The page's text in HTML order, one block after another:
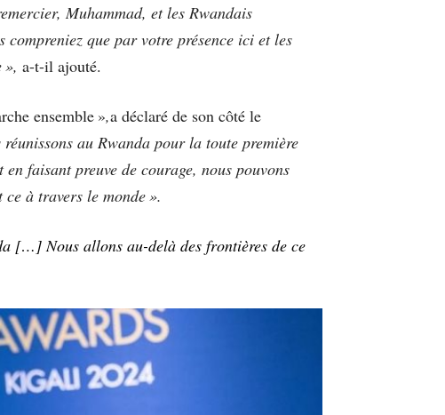
Muhammad, et les Rwandais
compreniez que par votre présence ici et les
», a-t-il ajouté.
ensemble »,a déclaré de son côté le
au Rwanda pour la toute première
faisant preuve de courage, nous pouvons
à travers le monde ».
[…] Nous allons au-delà des frontières de ce